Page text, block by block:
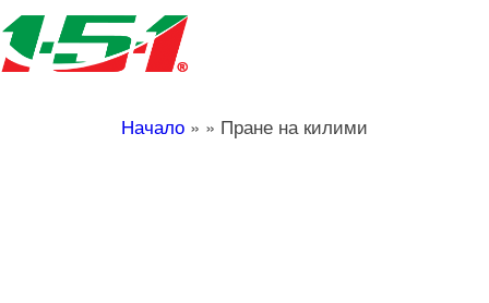
Начало » » Пране на килими